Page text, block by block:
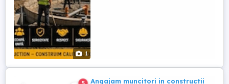
1
Angajam muncitori in constructii